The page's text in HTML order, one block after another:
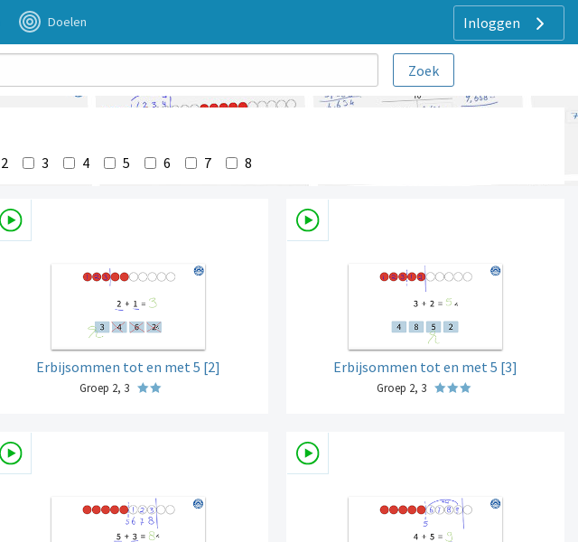
Inloggen
Doelen
2 3 4 5 6 7 8
Erbijsommen tot en met 5 [2]
Groep 2, 3
Erbijsommen tot en met 5 [3]
Groep 2, 3